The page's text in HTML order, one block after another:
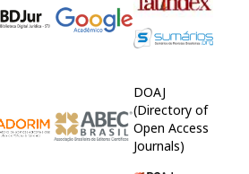
DOAJ
(Directory of
Open Access
Journals)